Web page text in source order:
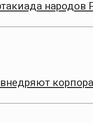
народов